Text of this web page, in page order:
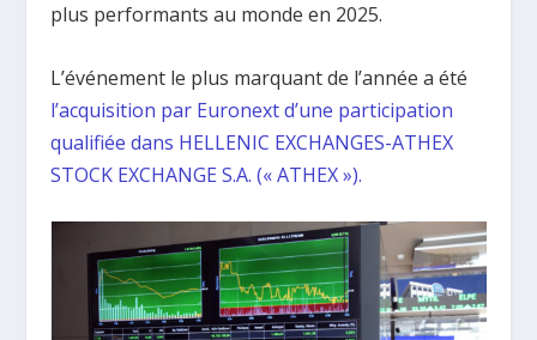
plus performants au monde en 2025.
L’événement le plus marquant de l’année a été
l’acquisition par Euronext d’une participation
qualifiée dans HELLENIC EXCHANGES-ATHEX
STOCK EXCHANGE S.A. (« ATHEX »).